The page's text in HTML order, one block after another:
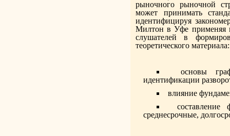
рыночного рыночной
может принимать
идентифицируя
Милтон в Уфе применяя
слушателей в
теоретического материала:
основы
идентификации
влияние
составление
среднесрочные,